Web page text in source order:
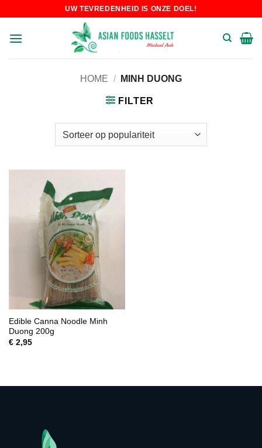
content
UW TEVREDENHEID IS ONZE DOEL!
HOME / MINH DUONG
FILTER
Edible Canna Noodle Minh
Duong 200g
€2,95